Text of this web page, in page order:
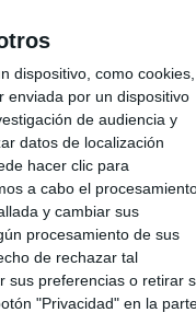
dispositivo, como
enviada por un dispositivo
de audiencia y
datos de localización
hacer clic para
a cabo el
y cambiar sus
procesamiento de sus
de rechazar tal
sus preferencias o retirar
"Privacidad" en la
SIGUE
EN